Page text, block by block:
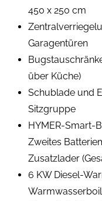
450 x 250 cm
Garagentüren
über Küche)
Schublade und
Sitzgruppe
HYMER-Smart-
Zweites
Zusatzlader
6 KW Diesel-